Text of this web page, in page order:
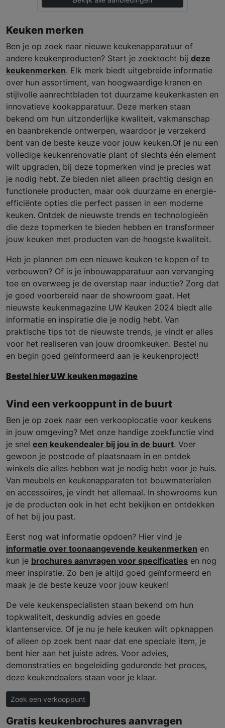
Keuken merken
Ben je op zoek naar nieuwe keukenapparatuur of
andere keukenproducten? Start je zoektocht bij deze
keukenmerken. Elk merk biedt uitgebreide informatie
over hun assortiment, van hoogwaardige kranen en
stijlvolle aanrechtbladen tot duurzame keukenkasten en
innovatieve kookapparatuur. Deze merken staan
bekend om hun uitzonderlijke kwaliteit, vakmanschap
en baanbrekende ontwerpen, waardoor je verzekerd
bent van de beste keuze voor jouw keuken.Of je nu een
volledige keukenrenovatie plant of slechts één element
wilt upgraden, bij deze topmerken vind je precies wat
je nodig hebt. Ze bieden niet alleen prachtig design en
functionele producten, maar ook duurzame en energie-
efficiënte opties die perfect passen in een moderne
keuken. Ontdek de nieuwste trends en technologieën
die deze topmerken te bieden hebben en transformeer
jouw keuken met producten van de hoogste kwaliteit.
Heb je plannen om een nieuwe keuken te kopen of te
verbouwen? Of is je inbouwapparatuur aan vervanging
toe en overweeg je de overstap naar inductie? Zorg dat
je goed voorbereid naar de showroom gaat. Het
nieuwste keukenmagazine UW Keuken 2024 biedt alle
informatie en inspiratie die je nodig hebt. Van
praktische tips tot de nieuwste trends, je vindt er alles
voor het realiseren van jouw droomkeuken. Bestel nu
en begin goed geïnformeerd aan je keukenproject!
Bestel hier UW keuken magazine
Vind een verkooppunt in de buurt
Ben je op zoek naar een verkooplocatie voor keukens
in jouw omgeving? Met onze handige zoekfunctie vind
je snel een keukendealer bij jou in de buurt. Voer
gewoon je postcode of plaatsnaam in en ontdek
winkels die alles hebben wat je nodig hebt voor je huis.
Van meubels en keukenapparaten tot bouwmaterialen
en accessoires, je vindt het allemaal. In showrooms kun
je de producten ook in het echt bekijken en ontdekken
of het bij jou past.
Eerst nog wat informatie opdoen? Hier vind je
informatie over toonaangevende keukenmerken en
kun je brochures aanvragen voor specificaties en nog
meer inspiratie. Zo ben je altijd goed geïnformeerd en
maak je de beste keuze voor jouw keuken!
De vele keukenspecialisten staan bekend om hun
topkwaliteit, deskundig advies en goede
klantenservice. Of je nu je hele keuken wilt opknappen
of alleen op zoek bent naar dat ene speciale item, je
bent hier aan het juiste adres. Voor advies,
demonstraties en begeleiding gedurende het proces,
deze keukendealers staan voor je klaar.
Zoek een verkooppunt
Gratis keukenbrochures aanvragen